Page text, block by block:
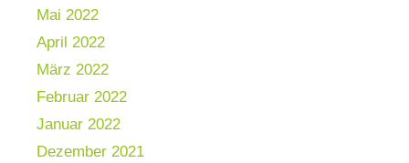
Mai 2022
April 2022
März 2022
Februar 2022
Januar 2022
Dezember 2021